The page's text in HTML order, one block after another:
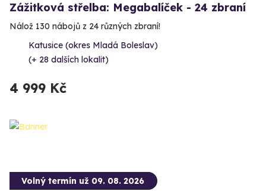
Zážitková střelba: Megabalíček - 24 zbraní
Nálož 130 nábojů z 24 různých zbraní!
Katusice (okres Mladá Boleslav)
(+ 28 dalších lokalit)
4 999 Kč
Volný termín už 09. 08. 2026